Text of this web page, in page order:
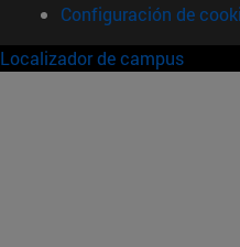
Configuración de
Localizador de campus